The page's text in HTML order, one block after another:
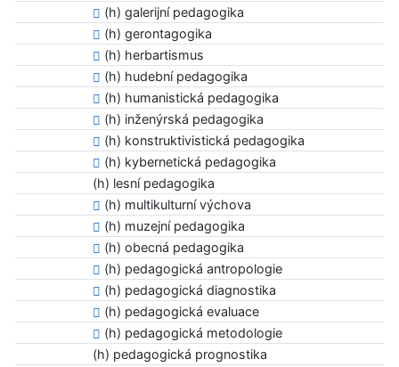
(h) galerijní pedagogika
(h) gerontagogika
(h) herbartismus
(h) hudební pedagogika
(h) humanistická pedagogika
(h) inženýrská pedagogika
(h) konstruktivistická pedagogika
(h) kybernetická pedagogika
(h) lesní pedagogika
(h) multikulturní výchova
(h) muzejní pedagogika
(h) obecná pedagogika
(h) pedagogická antropologie
(h) pedagogická diagnostika
(h) pedagogická evaluace
(h) pedagogická metodologie
(h) pedagogická prognostika